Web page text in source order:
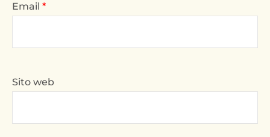
Email *
Sito web